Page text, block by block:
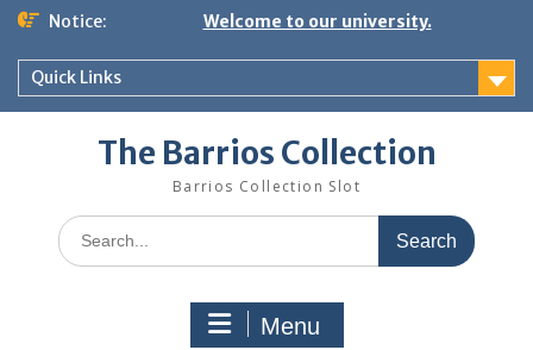
Skip
content
Notice: Welcome to our university.
Quick Links
The Barrios Collection
Barrios Collection Slot
Search
for:
Menu